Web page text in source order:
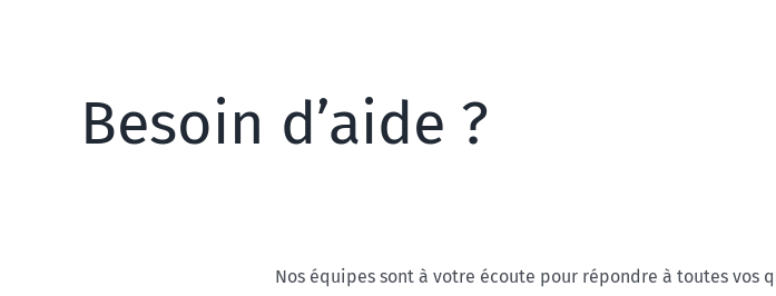
Besoin d’aide ?
Nos équipes sont à votre écoute pour répondre à toutes vos